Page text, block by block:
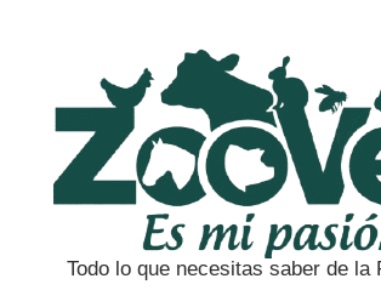
contenido
Todo lo que necesitas saber de la